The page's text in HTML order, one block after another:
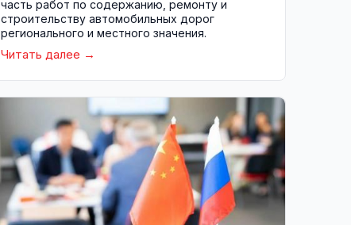
часть работ по содержанию, ремонту и
строительству автомобильных дорог
регионального и местного значения.
Читать далее